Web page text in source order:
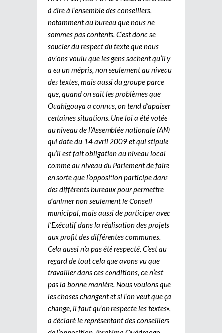
à dire à l’ensemble des conseillers,
notamment au bureau que nous ne
sommes pas contents. C’est donc se
soucier du respect du texte que nous
avions voulu que les gens sachent qu’il y
a eu un mépris, non seulement au niveau
des textes, mais aussi du groupe parce
que, quand on sait les problèmes que
Ouahigouya a connus, on tend d’apaiser
certaines situations. Une loi a été votée
au niveau de l’Assemblée nationale (AN)
qui date du 14 avril 2009 et qui stipule
qu’il est fait obligation au niveau local
comme au niveau du Parlement de faire
en sorte que l’opposition participe dans
des différents bureaux pour permettre
d’animer non seulement le Conseil
municipal, mais aussi de participer avec
l’Exécutif dans la réalisation des projets
aux profit des différentes communes.
Cela aussi n’a pas été respecté. C’est au
regard de tout cela que avons vu que
travailler dans ces conditions, ce n’est
pas la bonne manière. Nous voulons que
les choses changent et si l’on veut que ça
change, il faut qu’on respecte les textes»,
a déclaré le représentant des conseillers